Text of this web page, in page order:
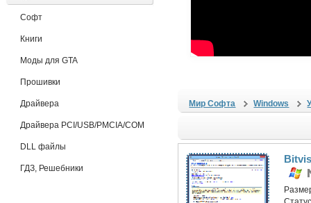
Софт
Книги
Моды для GTA
Прошивки
Драйвера
Драйвера PCI/USB/PMCIA/COM
DLL файлы
ГДЗ, Решебники
Мир Софта Windows